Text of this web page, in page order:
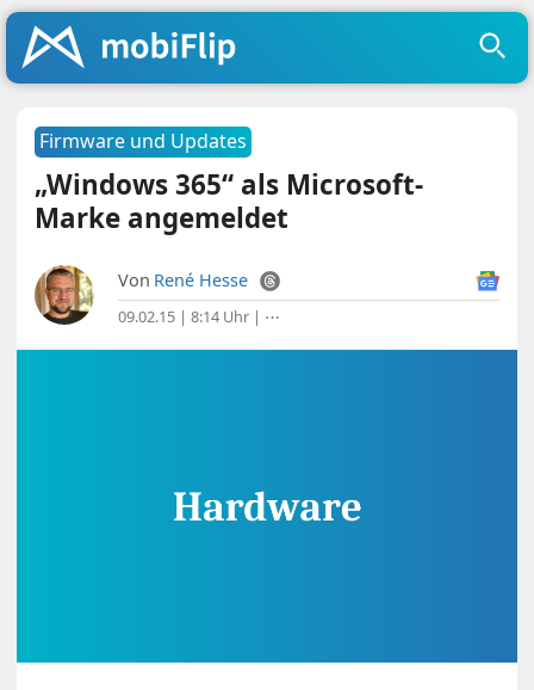
Firmware und Updates
„Windows 365“ als Microsoft-
Marke angemeldet
Von René Hesse
09.02.15 | 8:14 Uhr | ⋯